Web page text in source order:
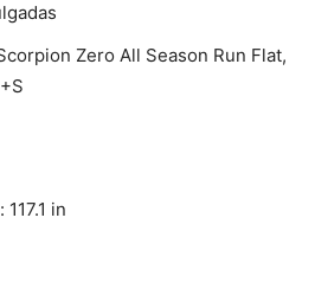
Zero All Season Run Flat,
in